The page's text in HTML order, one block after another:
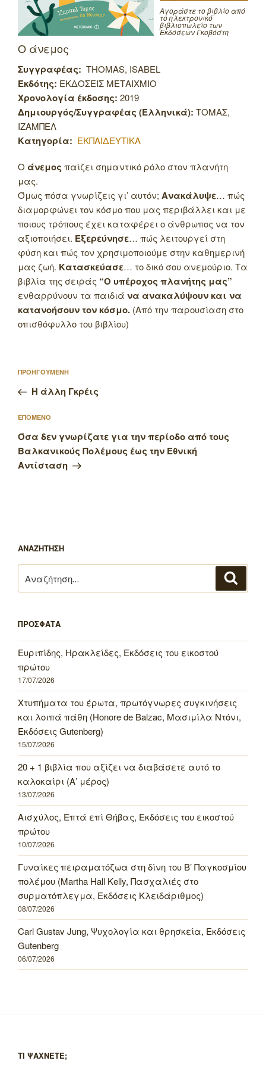
Αγοράστε το βιβλίο από
το ηλεκτρονικό
βιβλιοπωλείο των
Εκδόσεων Γκοβόστη
Ο άνεμος
Συγγραφέας: THOMAS, ISABEL
Εκδότης: ΕΚΔΟΣΕΙΣ ΜΕΤΑΙΧΜΙΟ
Χρονολογία έκδοσης: 2019
Δημιουργός/Συγγραφέας (Ελληνικά): ΤΟΜΑΣ,
ΙΖΑΜΠΕΛ
Κατηγορία: ΕΚΠΑΙΔΕΥΤΙΚΑ
Ο άνεμοςπαίζει σημαντικό ρόλο στον πλανήτη
μας.
Όμως πόσα γνωρίζεις γι’ αυτόν; Ανακάλυψε… πώς
διαμορφώνει τον κόσμο που μας περιβάλλει και με
ποιους τρόπους έχει καταφέρει ο άνθρωπος να τον
αξιοποιήσει. Εξερεύνησε… πώς λειτουργεί στη
φύση και πώς τον χρησιμοποιούμε στην καθημερινή
μας ζωή. Κατασκεύασε… το δικό σου ανεμούριο. Τα
βιβλία της σειράς “Ο υπέροχος πλανήτης μας”
ενθαρρύνουν τα παιδιά να ανακαλύψουν και να
κατανοήσουν τον κόσμο. (Από την παρουσίαση στο
οπισθόφυλλο του βιβλίου)
άρθρων
Προηγούμενο
άρθρο
ΠΡΟΗΓΟΥΜΕΝΗ
Η άλλη Γκρέις
Επόμενο
άρθρο
ΕΠΟΜΕΝΟ
Όσα δεν γνωρίζατε για την περίοδο από τους
Βαλκανικούς Πολέμους έως την Εθνική
Αντίσταση
ΑΝΑΖΗΤΗΣΗ
για:
ΠΡΟΣΦΑΤΑ
Ευριπίδης, Ηρακλείδες, Εκδόσεις του εικοστού
πρώτου
17/07/2026
Χτυπήματα του έρωτα, πρωτόγνωρες συγκινήσεις
και λοιπά πάθη (Honore de Balzac, Μασιμίλα Ντόνι,
Εκδόσεις Gutenberg)
15/07/2026
20 + 1 βιβλία που αξίζει να διαβάσετε αυτό το
καλοκαίρι (Α’ μέρος)
13/07/2026
Αισχύλος, Επτά επί Θήβας, Εκδόσεις του εικοστού
πρώτου
10/07/2026
Γυναίκες πειραματόζωα στη δίνη του Β’ Παγκοσμίου
πολέμου (Martha Hall Kelly, Πασχαλιές στο
συρματόπλεγμα, Εκδόσεις Κλειδάριθμος)
08/07/2026
Carl Gustav Jung, Ψυχολογία και θρησκεία, Εκδόσεις
Gutenberg
06/07/2026
ΤΙ ΨΑΧΝΕΤΕ;